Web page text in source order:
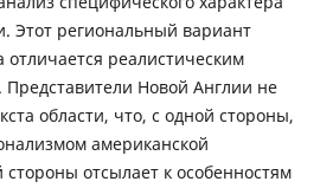
Этот региональный вариант
отличается реалистическим
Новой Англии не
области, что, с одной стороны,
американской
стороны отсылает к особенностям